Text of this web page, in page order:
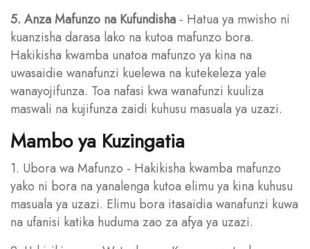
5. Anza Mafunzo na Kufundisha - Hatua ya mwisho ni
kuanzisha darasa lako na kutoa mafunzo bora.
Hakikisha kwamba unatoa mafunzo ya kina na
uwasaidie wanafunzi kuelewa na kutekeleza yale
wanayojifunza. Toa nafasi kwa wanafunzi kuuliza
maswali na kujifunza zaidi kuhusu masuala ya uzazi.
Mambo ya Kuzingatia
1. Ubora wa Mafunzo - Hakikisha kwamba mafunzo
yako ni bora na yanalenga kutoa elimu ya kina kuhusu
masuala ya uzazi. Elimu bora itasaidia wanafunzi kuwa
na ufanisi katika huduma zao za afya ya uzazi.